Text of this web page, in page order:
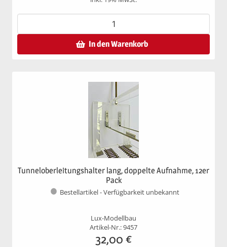
In den Warenkorb
Tunneloberleitungshalter lang, doppelte Aufnahme, 12er
Pack
Bestellartikel - Verfügbarkeit unbekannt
Lux-Modellbau
Artikel-Nr.: 9457
32,00 €